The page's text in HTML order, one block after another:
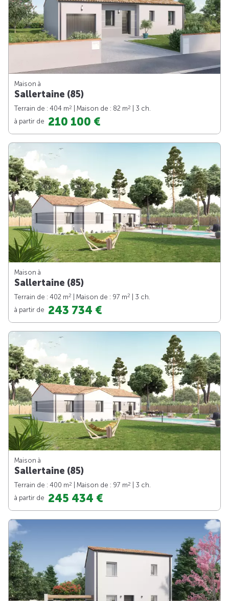
Maison à
Sallertaine (85)
Terrain de : 404 m2 | Maison de : 82 m2
| 3 ch.
à partir de 210 100 €
Maison à
Sallertaine (85)
Terrain de : 402 m2 | Maison de : 97 m2
| 3 ch.
à partir de 243 734 €
Maison à
Sallertaine (85)
Terrain de : 400 m2 | Maison de : 97 m2
| 3 ch.
à partir de 245 434 €